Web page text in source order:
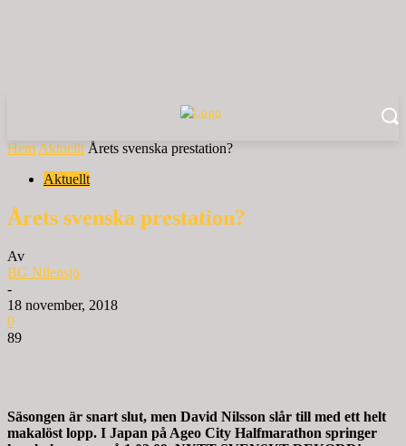
Hem Aktuellt Årets svenska prestation?
Aktuellt
Årets svenska prestation?
Av
BG Nilensjö
-
18 november, 2018
0
89
Säsongen är snart slut, men David Nilsson slår till med ett helt
makalöst lopp. I Japan på Ageo City Halfmarathon springer